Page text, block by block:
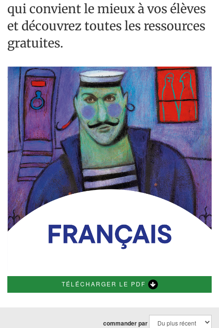
qui convient le mieux à vos élèves
et découvrez toutes les ressources
gratuites.
TÉLÉCHARGER LE PDF
commander par